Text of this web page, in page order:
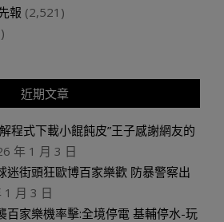
報 (2,521)
近期文章
程式下載小餛飩皮”王子感謝網友的
年 1 月 3 日
迷街頭狂歐博百家樂歡 防暴警察出
1 月 3 日
百家樂機率擊:全境停電 基輔停水-玩